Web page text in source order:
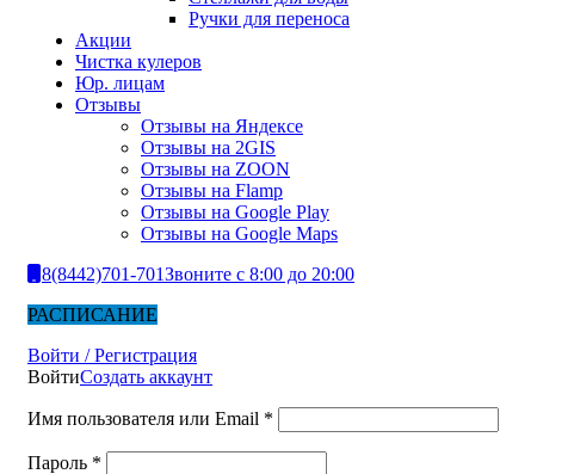
Ручки для переноса
Акции
Чистка кулеров
Юр. лицам
Отзывы
Отзывы на Яндексе
Отзывы на 2GIS
Отзывы на ZOON
Отзывы на Flamp
Отзывы на Google Play
Отзывы на Google Maps
8(8442)701-701Звоните с 8:00 до 20:00
РАСПИСАНИЕ
Войти / Регистрация
ВойтиСоздать аккаунт
Имя пользователя или Email *
Пароль *